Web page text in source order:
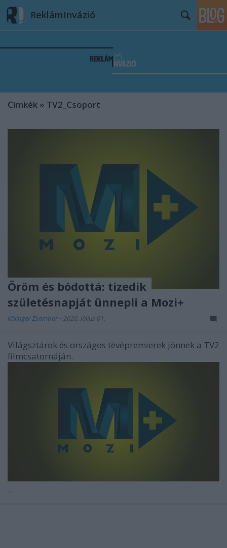
ReklámInvázió
Címkék » TV2_Csoport
Öröm és bódottá: tizedik
születésnapját ünnepli a Mozi+
Kólinger Zsombor • 2026. július 01.
Világsztárok és országos tévépremierek jönnek a TV2
filmcsatornáján.
...